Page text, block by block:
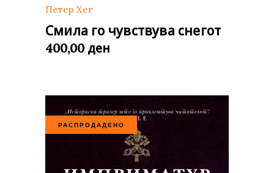
Петер Хег
Смила го чувствува снегот
400,00 ден
РАСПРОДАДЕНО